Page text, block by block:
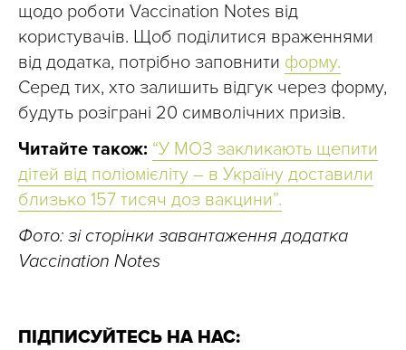
щодо роботи Vaccination Notes від
користувачів. Щоб поділитися враженнями
від додатка, потрібно заповнити форму.
Серед тих, хто залишить відгук через форму,
будуть розіграні 20 символічних призів.
Читайте також: “У МОЗ закликають щепити
дітей від поліомієліту – в Україну доставили
близько 157 тисяч доз вакцини”.
Фото: зі сторінки завантаження додатка
Vaccination Notes
ПІДПИСУЙТЕСЬ НА НАС: